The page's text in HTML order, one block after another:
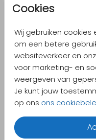
Cookies
Wij gebruiken cookies
om een betere
websiteverkeer en
voor marketing- en
weergeven van
Je kunt jouw
op ons ons